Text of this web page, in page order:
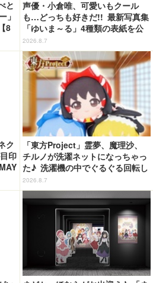
と
」
8
声優・小倉唯、可愛いもクール
も…どっちも好きだ!! 最新写真集
「ゆいま～る」4種類の表紙を公
開！「成長した私の姿を楽しんで
いただけたら」
2026.8.7
ク
印
「東方Project」霊夢、魔理沙、
チルノが洗濯ネットになっちゃっ
た♪ 洗濯機の中でぐるぐる回転し
続ける姿を思わず眺めたくなっち
ゃう!?
2026.8.7